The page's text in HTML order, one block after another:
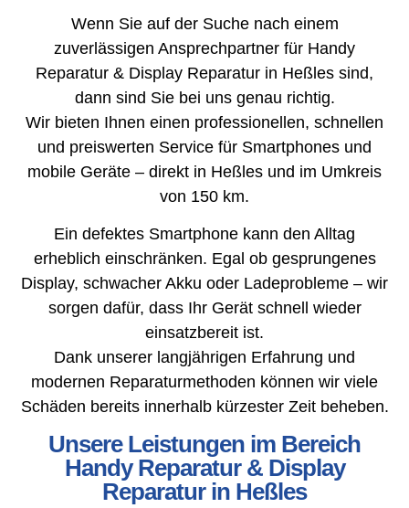
Wenn Sie auf der Suche nach einem
zuverlässigen Ansprechpartner für Handy
Reparatur & Display Reparatur in Heßles sind,
dann sind Sie bei uns genau richtig.
Wir bieten Ihnen einen professionellen, schnellen
und preiswerten Service für Smartphones und
mobile Geräte – direkt in Heßles und im Umkreis
von 150 km.
Ein defektes Smartphone kann den Alltag
erheblich einschränken. Egal ob gesprungenes
Display, schwacher Akku oder Ladeprobleme – wir
sorgen dafür, dass Ihr Gerät schnell wieder
einsatzbereit ist.
Dank unserer langjährigen Erfahrung und
modernen Reparaturmethoden können wir viele
Schäden bereits innerhalb kürzester Zeit beheben.
Unsere Leistungen im Bereich
Handy Reparatur & Display
Reparatur in Heßles